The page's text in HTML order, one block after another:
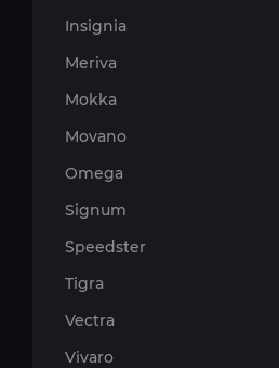
Insignia
Meriva
Mokka
Movano
Omega
Signum
Speedster
Tigra
Vectra
Vivaro